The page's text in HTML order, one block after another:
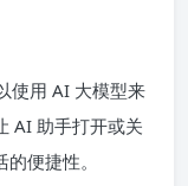
使用 AI 大模型来
AI 助手打开或关
便捷性。